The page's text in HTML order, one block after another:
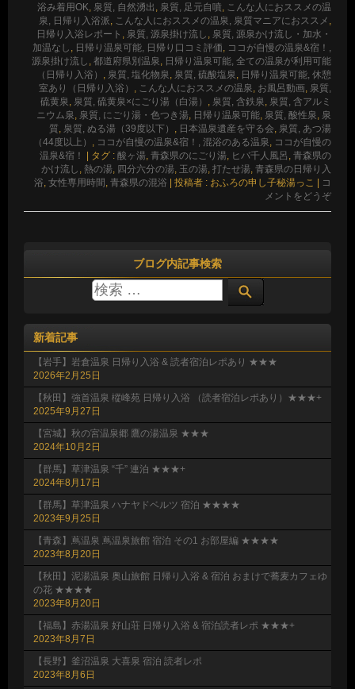
浴み着用OK 泉質, 自然湧出 泉質, 足元自噴
こんな人におススメの温
泉, 日帰り入浴派
こんな人におススメの温泉, 泉質マニアにおススメ
日帰り入浴レポート
泉質, 源泉掛け流し
泉質, 源泉かけ流し・加水・
加温なし
日帰り温泉可能, 日帰り口コミ評価
ココが自慢の温泉&宿！,
源泉掛け流し 都道府県別温泉
日帰り温泉可能, 全ての温泉が利用可能
（日帰り入浴）
泉質, 塩化物泉 泉質, 硫酸塩泉
日帰り温泉可能, 休憩
室あり（日帰り入浴）
こんな人におススメの温泉 お風呂動画 泉質,
硫黄泉 泉質, 硫黄泉×にごり湯（白湯） 泉質, 含鉄泉 泉質, 含アルミ
ニウム泉 泉質, にごり湯・色つき湯 日帰り温泉可能 泉質, 酸性泉 泉
質 泉質, ぬる湯（39度以下） 日本温泉遺産を守る会 泉質, あつ湯
（44度以上）
ココが自慢の温泉&宿！, 混浴のある温泉
ココが自慢の
温泉&宿！
| タグ : 酸ヶ湯 青森県のにごり湯 ヒバ千人風呂 青森県の
かけ流し 熱の湯 四分六分の湯 玉の湯 打たせ湯 青森県の日帰り入
浴 女性専用時間 青森県の混浴 | 投稿者 : おふろの申し子秘湯っこ | コ
メントをどうぞ
ブログ内記事検索
新着記事
【岩手】岩倉温泉 日帰り入浴 & 読者宿泊レポあり ★★★
2026年2月25日
【秋田】強首温泉 樅峰苑 日帰り入浴 （読者宿泊レポあり）★★★+
2025年9月27日
【宮城】秋の宮温泉郷 鷹の湯温泉 ★★★
2024年10月2日
【群馬】草津温泉 “千” 連泊 ★★★+
2024年8月17日
【群馬】草津温泉 ハナヤドベルツ 宿泊 ★★★★
2023年9月25日
【青森】蔦温泉 蔦温泉旅館 宿泊 その1 お部屋編 ★★★★
2023年8月20日
【秋田】泥湯温泉 奥山旅館 日帰り入浴 & 宿泊 おまけで蕎麦カフェゆ
の花 ★★★★
2023年8月20日
【福島】赤湯温泉 好山荘 日帰り入浴 & 宿泊読者レポ ★★★+
2023年8月7日
【長野】釜沼温泉 大喜泉 宿泊 読者レポ
2023年8月6日